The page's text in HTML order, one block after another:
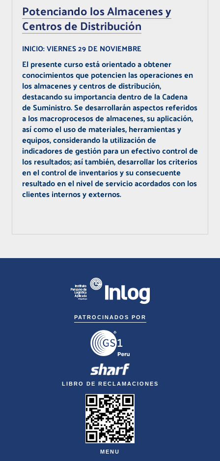
Potenciando los Almacenes y
Centros de Distribución
INICIO:VIERNES 29 DE NOVIEMBRE
El presente curso está orientado a obtener
conocimientos que potencien las operaciones en
los almacenes y centros de distribución,
destacando su importancia dentro de la Cadena
de Suministro. Se desarrollarán aspectos referidos
a los macroprocesos de almacenes, su aplicación,
así como el uso de materiales, herramientas y
equipos, considerando la utilización de
indicadores de gestión para un efectivo control de
los resultados; así también, desarrollar los criterios
en el control de inventarios y su consecuente
resultado en el nivel de servicio acordados con los
clientes internos y externos.
PATROCINADOS POR
LIBRO DE RECLAMACIONES
MENU